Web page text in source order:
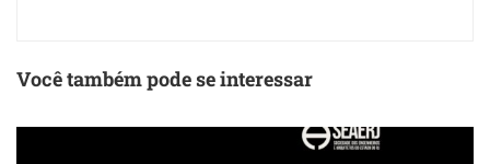
Você também pode se interessar